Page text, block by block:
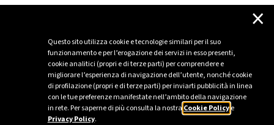
Questo sito utilizza cookie e tecnologie similari per il suo
funzionamento e per l’erogazione dei servizi in esso presenti,
cookie analitici (propri e di terze parti) per comprendere e
migliorare l’esperienza di navigazione dell’utente, nonché cookie
di profilazione (propri e di terze parti) per inviarti pubblicità in linea
con le tue preferenze manifestate nell’ambito della navigazione
in rete. Per saperne di più consulta la nostra Cookie Policye
Privacy Policy.
×
C'è un problema con il recupero dei
Per favore riprova piú tardi